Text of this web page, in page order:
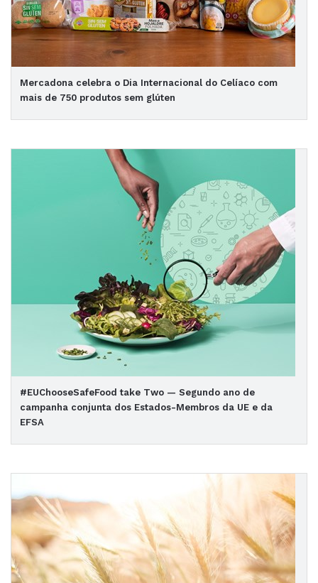
Mercadona celebra o Dia Internacional do Celíaco com
mais de 750 produtos sem glúten
#EUChooseSafeFood take Two — Segundo ano de
campanha conjunta dos Estados-Membros da UE e da
EFSA